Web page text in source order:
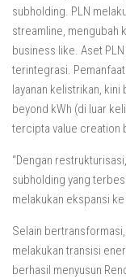
subholding. PLN
streamline, mengubah
business like. Aset
terintegrasi.
layanan kelistrikan,
beyond kWh (di luar
tercipta value creation
“Dengan
subholding yang
melakukan ekspansi
Selain bertransformasi,
melakukan transisi
berhasil menyusun